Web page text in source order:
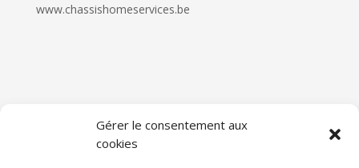
Gérer le consentement aux
cookies
www.chassishomeservices.be